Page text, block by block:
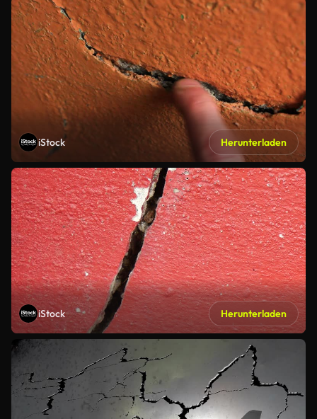
iStock Herunterladen
iStock Herunterladen